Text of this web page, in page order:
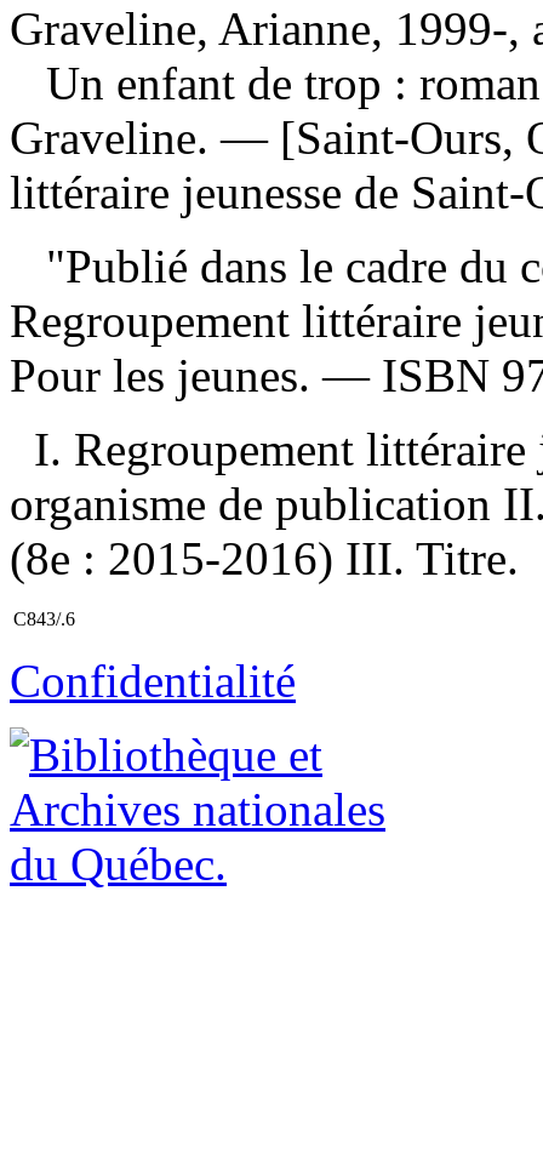
Graveline, Arianne, 1999-,
Un enfant de trop :
Graveline. — [Saint-Ours,
littéraire jeunesse de
"Publié dans le cadre du
Regroupement littéraire
Pour les jeunes. — ISBN
I. Regroupement littéraire
organisme de publication
(8e : 2015-2016) III. Titre.
C843/.6
Confidentialité